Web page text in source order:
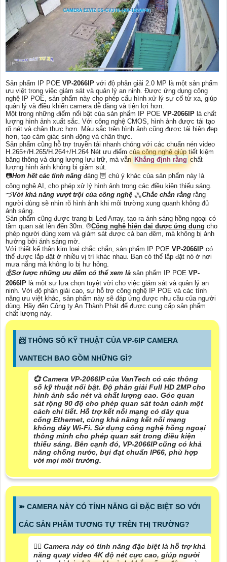
Sản phẩm IP POE VP-2066IP với độ phân giải 2.0 MP là một sản phẩm
ưu việt trong việc giám sát và quản lý an ninh. Được ứng dụng công
nghệ IP POE, sản phẩm này cho phép cấu hình xử lý sự cố từ xa, giúp
quản lý và điều khiển camera dễ dàng và tiện lợi hơn.
Một trong những điểm nổi bật của sản phẩm IP POE VP-2066IP là chất
lượng hình ảnh xuất sắc. Với công nghệ CMOS, hình ảnh được tái tạo
rõ nét và chân thực hơn. Màu sắc trên hình ảnh cũng được tái hiện đẹp
hơn, tạo cảm giác sinh động và chân thực.
Sản phẩm cũng hỗ trợ truyền tải nhanh chóng với các chuẩn nén video
H.265+/H.265/H.264+/H.264 Nét ưu điểm của công nghệ giúp tiết kiệm
băng thông và dung lượng lưu trữ, mà vẫn Khẳng định rằng chất
lượng hình ảnh không bị giảm sút.
📷Hơn hết các tính năng đáng 🦉 chú ý khác của sản phẩm này là
công nghệ AI, cho phép xử lý hình ảnh trong các điều kiện thiếu sáng.
づVới khả năng vượt trội của công nghệ ⁂Chắc chắn rằng rằng
người dùng sẽ nhìn rõ hình ảnh khi môi trường xung quanh không đủ
ánh sáng.
Sản phẩm cũng được trang bị Led Array, tạo ra ánh sáng hồng ngoại có
tầm quan sát lên đến 30m. ®️Công nghệ hiện đại được ứng dụng cho
phép người dùng xem và giám sát được cả ban đêm, mà không bị ảnh
hưởng bởi ánh sáng mờ.
Với thiết kế thân kim loại chắc chắn, sản phẩm IP POE VP-2066IP có
thể được lắp đặt ở nhiều vị trí khác nhau. Bạn có thể lắp đặt nó ở nơi
mưa nắng mà không lo bị hư hỏng.
💰Sơ lược những ưu đểm có thể xem là sản phẩm IP POE VP-
2066IP là một sự lựa chọn tuyệt vời cho việc giám sát và quản lý an
ninh. Với độ phân giải cao, sự hỗ trợ công nghệ IP POE và các tính
năng ưu việt khác, sản phẩm này sẽ đáp ứng được nhu cầu của người
dùng. Hãy đến Công ty An Thành Phát để được cung cấp sản phẩm
chất lượng này.
📨 THÔNG SỐ KỸ THUẬT CỦA VP-6IP CAMERA
VANTECH BAO GỒM NHỮNG GÌ?
💞 Camera VP-2066IP của VanTech có các thông
số kỹ thuật nổi bật. Độ phân giải Full HD 2MP cho
hình ảnh sắc nét và chất lượng cao. Góc quan
sát rộng 90 độ cho phép quan sát toàn cảnh một
cách chi tiết. Hỗ trợ kết nối mạng có dây qua
cổng Ethernet, cùng khả năng kết nối mạng
không dây Wi-Fi. Sử dụng công nghệ hồng ngoại
thông minh cho phép quan sát trong điều kiện
thiếu sáng. Bên cạnh đó, VP-2066IP cũng có khả
năng chống nước, bụi đạt chuẩn IP66, phù hợp
với mọi môi trường.
➽ CAMERA NÀY CÓ TÍNH NĂNG GÌ ĐẶC BIỆT SO VỚI
CÁC SẢN PHẨM TƯƠNG TỰ TRÊN THỊ TRƯỜNG?
🙆‍♀️ Camera này có tính năng đặc biệt là hỗ trợ khả
năng quay video 4K độ nét cực cao, giúp người